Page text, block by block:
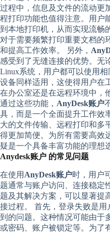
过程中，信息及文件的流动更
程打印功能也值得注意。用户
到本地打印机，从而实现流畅
对于需要频繁打印重要文档的
和提高工作效率。 另外，
感受到了无缝连接的优势。无
Linux系统，用户都可以使用
设备同样适用，这使得用户在
在办公室还是在远程环境中，
通过这些功能， AnyDesk账户
具，而是一个全面提升工作效
大的文件传输、远程打印和多
得更加简便。为所有需要高效
疑是一个具备丰富功能的理想
Anydesk账户 的常见问题
在使用 AnyDesk账户时，用户
题通常与账户访问、连接稳定
题及其解决方案，可以显著提
接过程。 首先，登录失败是用
到的问题。这种情况可能由于
或密码、账户被锁定等。为了